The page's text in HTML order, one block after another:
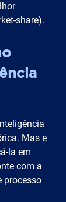
share).
Mas e
la em
com a
processo